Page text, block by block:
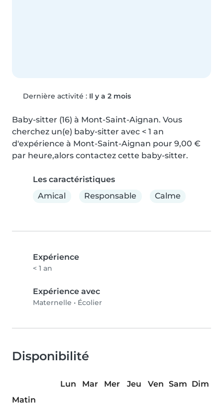
Dernière activité : Il y a 2 mois
Baby-sitter (16) à Mont-Saint-Aignan. Vous
cherchez un(e) baby-sitter avec < 1 an
d'expérience à Mont-Saint-Aignan pour 9,00 €
par heure,alors contactez cette baby-sitter.
Les caractéristiques
Amical
Responsable Calme
Expérience
< 1 an
Expérience avec
Maternelle • Écolier
Disponibilité
Lun Mar Mer Jeu Ven Sam Dim
Matin